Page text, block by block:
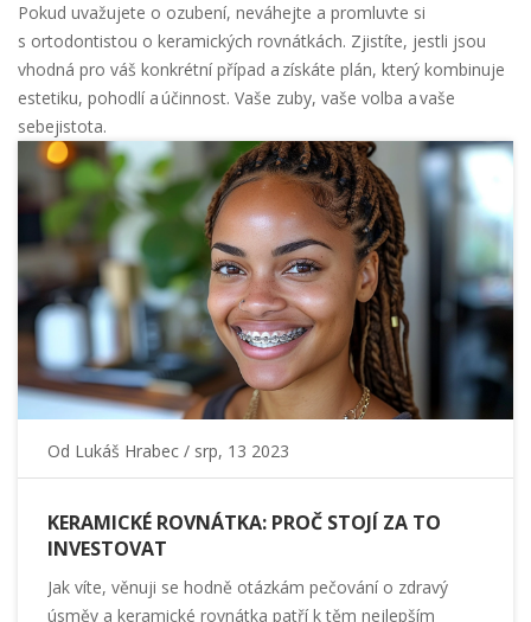
Pokud uvažujete o ozubení, neváhejte a promluvte si
s ortodontistou o keramických rovnátkách. Zjistíte, jestli jsou
vhodná pro váš konkrétní případ a získáte plán, který kombinuje
estetiku, pohodlí a účinnost. Vaše zuby, vaše volba a vaše
sebejistota.
Od Lukáš Hrabec / srp, 13 2023
KERAMICKÉ ROVNÁTKA: PROČ STOJÍ ZA TO
INVESTOVAT
Jak víte, věnuji se hodně otázkám pečování o zdravý
úsměv a keramické rovnátka patří k těm nejlepším